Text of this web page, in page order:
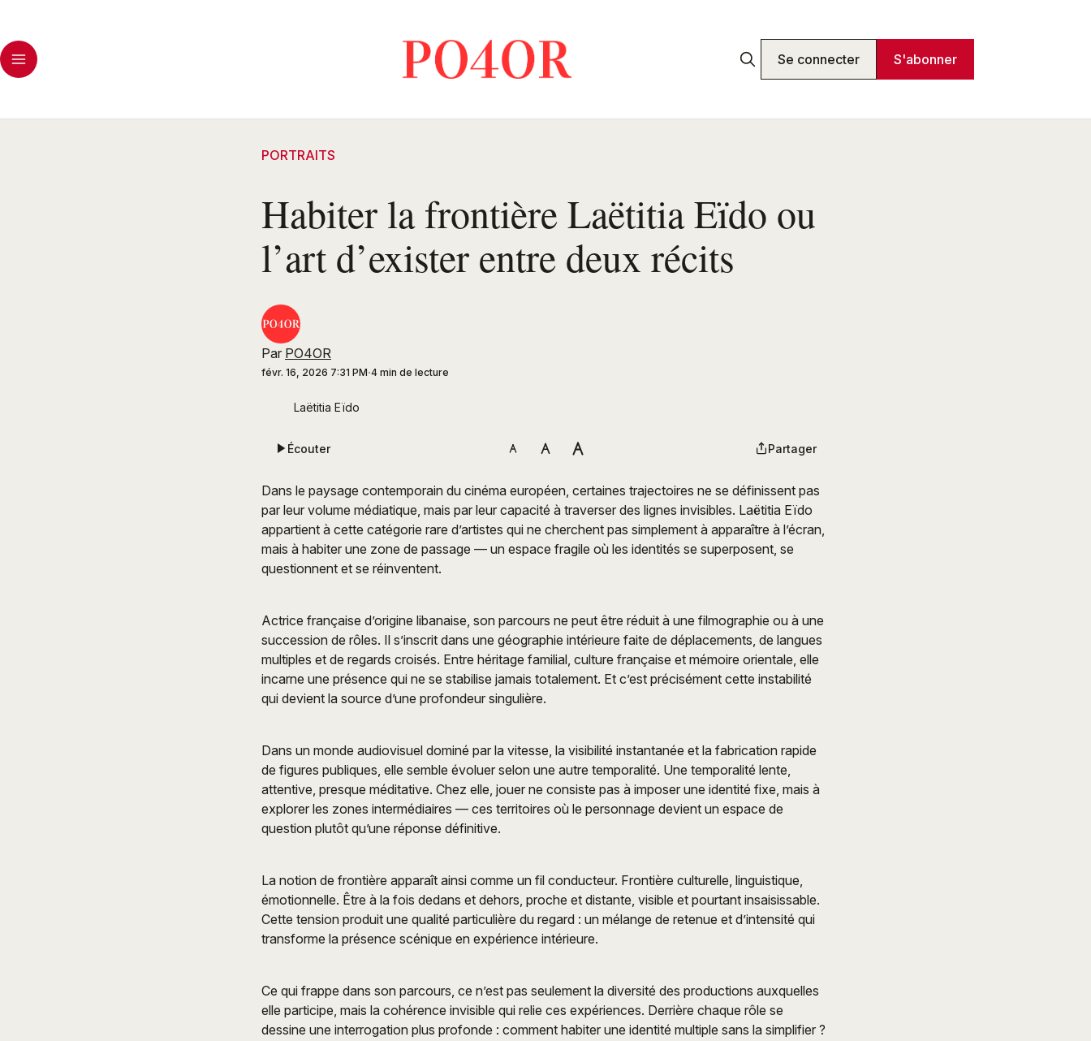
Se connecter S'abonner
PORTRAITS
Habiter la frontière Laëtitia Eïdo ou
l’art d’exister entre deux récits
Par PO4OR
févr. 16, 2026 7:31 PM 4 min de lecture
Laëtitia Eïdo
Écouter Partager
Dans le paysage contemporain du cinéma européen, certaines trajectoires ne se définissent pas
par leur volume médiatique, mais par leur capacité à traverser des lignes invisibles. Laëtitia Eïdo
appartient à cette catégorie rare d’artistes qui ne cherchent pas simplement à apparaître à l’écran,
mais à habiter une zone de passage — un espace fragile où les identités se superposent, se
questionnent et se réinventent.
Actrice française d’origine libanaise, son parcours ne peut être réduit à une filmographie ou à une
succession de rôles. Il s’inscrit dans une géographie intérieure faite de déplacements, de langues
multiples et de regards croisés. Entre héritage familial, culture française et mémoire orientale, elle
incarne une présence qui ne se stabilise jamais totalement. Et c’est précisément cette instabilité
qui devient la source d’une profondeur singulière.
Dans un monde audiovisuel dominé par la vitesse, la visibilité instantanée et la fabrication rapide
de figures publiques, elle semble évoluer selon une autre temporalité. Une temporalité lente,
attentive, presque méditative. Chez elle, jouer ne consiste pas à imposer une identité fixe, mais à
explorer les zones intermédiaires — ces territoires où le personnage devient un espace de
question plutôt qu’une réponse définitive.
La notion de frontière apparaît ainsi comme un fil conducteur. Frontière culturelle, linguistique,
émotionnelle. Être à la fois dedans et dehors, proche et distante, visible et pourtant insaisissable.
Cette tension produit une qualité particulière du regard : un mélange de retenue et d’intensité qui
transforme la présence scénique en expérience intérieure.
Ce qui frappe dans son parcours, ce n’est pas seulement la diversité des productions auxquelles
elle participe, mais la cohérence invisible qui relie ces expériences. Derrière chaque rôle se
dessine une interrogation plus profonde : comment habiter une identité multiple sans la simplifier ?